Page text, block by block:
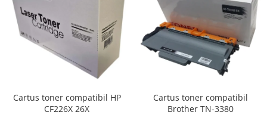
Cartus toner compatibil HP
CF226X 26X
Cartus toner compatibil
Brother TN-3380